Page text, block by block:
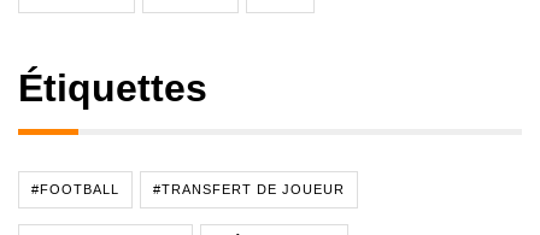
Étiquettes
#FOOTBALL #TRANSFERT DE JOUEUR